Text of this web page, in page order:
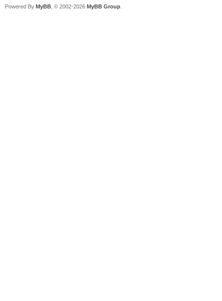
Powered By MyBB , © 2002-2026 MyBB Group